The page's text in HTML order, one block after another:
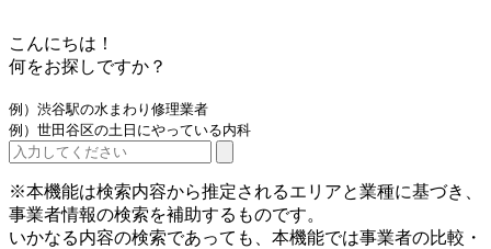
こんにちは！
何をお探しですか？
例）渋谷駅の水まわり修理業者
例）世田谷区の土日にやっている内科
※本機能は検索内容から推定されるエリアと業種に基づき、
事業者情報の検索を補助するものです。
いかなる内容の検索であっても、本機能では事業者の比較・